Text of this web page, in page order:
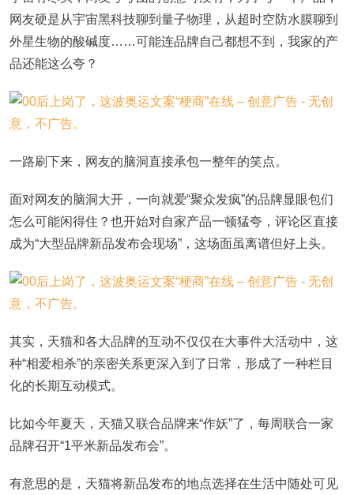
网友硬是从宇宙黑科技聊到量子物理，从超时空防水膜聊到
外星生物的酸碱度……可能连品牌自己都想不到，我家的产
品还能这么夸？
一路刷下来，网友的脑洞直接承包一整年的笑点。
面对网友的脑洞大开，一向就爱“聚众发疯”的品牌显眼包们
怎么可能闲得住？也开始对自家产品一顿猛夸，评论区直接
成为“大型品牌新品发布会现场”，这场面虽离谱但好上头。
其实，天猫和各大品牌的互动不仅仅在大事件大活动中，这
种“相爱相杀”的亲密关系更深入到了日常，形成了一种栏目
化的长期互动模式。
比如今年夏天，天猫又联合品牌来“作妖”了，每周联合一家
品牌召开“1平米新品发布会”。
有意思的是，天猫将新品发布的地点选择在生活中随处可见